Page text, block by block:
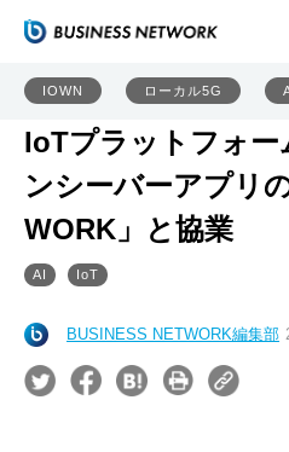
IOWN ローカル5G
IoTプラットフォー
ンシーバーアプリ
WORK」と協業
AI IoT
BUSINESS NETWORK編集部